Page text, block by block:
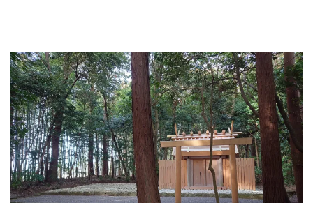
READ MORE